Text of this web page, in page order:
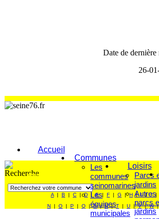
Date de
26-
Accueil
Communes
Les
communes
seinomarines
Les
équipes
municipales
Loisirs
Parcs
jardins
Autres
parcs
jardins
FAITES VOTRE RECHERCHE
A | B | C | D | E | F | G | H | I | J |
N | O | P | Q | R | S | T | U | V | W